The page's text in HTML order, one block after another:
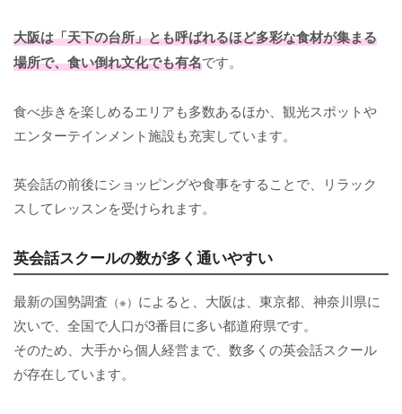
大阪は「天下の台所」とも呼ばれるほど多彩な食材が集まる
場所で、食い倒れ文化でも有名です。
食べ歩きを楽しめるエリアも多数あるほか、観光スポットや
エンターテインメント施設も充実しています。
英会話の前後にショッピングや食事をすることで、リラック
スしてレッスンを受けられます。
英会話スクールの数が多く通いやすい
最新の国勢調査 （※） によると、大阪は、東京都、神奈川県に
次いで、全国で人口が3番目に多い都道府県です。
そのため、大手から個人経営まで、数多くの英会話スクール
が存在しています。